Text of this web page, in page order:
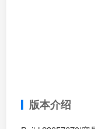
版本介绍